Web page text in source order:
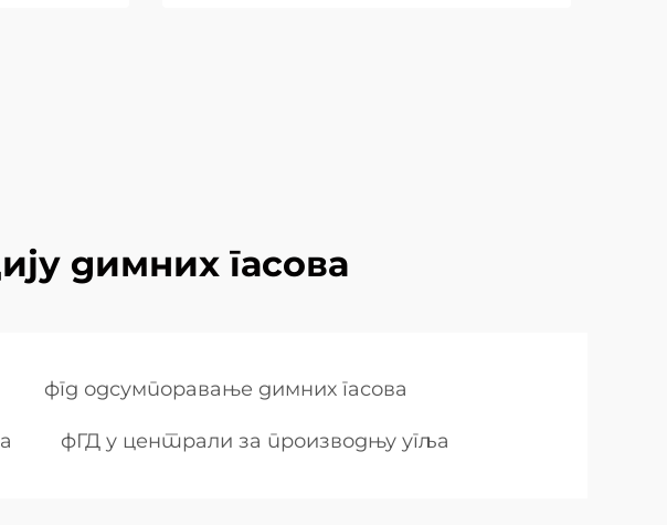
димних гасова
фгд одсумпоравање димних гасова
фГД у централи за производњу угља